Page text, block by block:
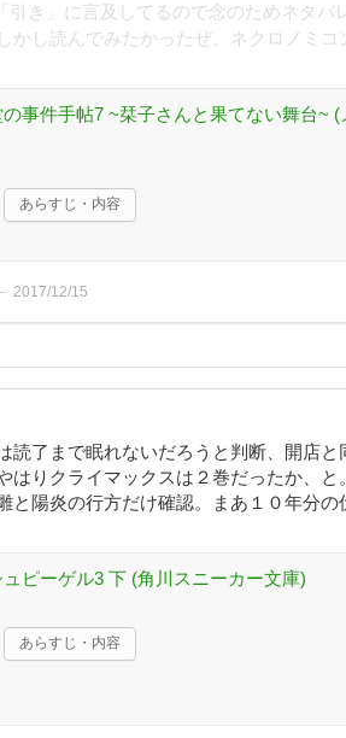
引き」に言及してるので念のためネタバ
し読んでみたかったぜ、ネクロノミコ
事件手帖7 ~栞子さんと果てない舞台~ (
あらすじ・内容
2017/12/15
読了まで眠れないだろうと判断、開店と
はりクライマックスは２巻だったか、と
と陽炎の行方だけ確認。まあ１０年分の
ピーゲル3 下 (角川スニーカー文庫)
あらすじ・内容